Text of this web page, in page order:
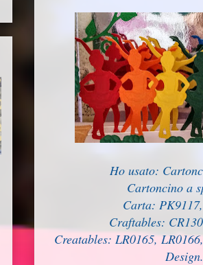
Ho usato:
Cartoncino a
Carta:
Craftables:
Creatables: LR0165,
Design.